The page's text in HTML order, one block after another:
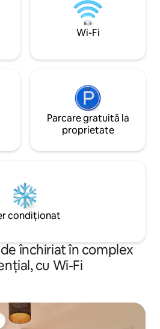
cu sporturi pe
Netflix
Wi-Fi
Parcare gratuită la
proprietate
condiționat
închiriat în complex
cu Wi-Fi
Alegerea oaspeților